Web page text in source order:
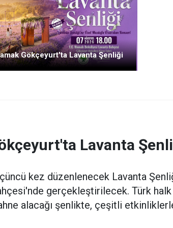
Gökçeyurt'ta Lavanta Şenliği
Lavanta
kez düzenlenecek Lavanta
gerçekleştirilecek. Türk halk
alacağı şenlikte, çeşitli